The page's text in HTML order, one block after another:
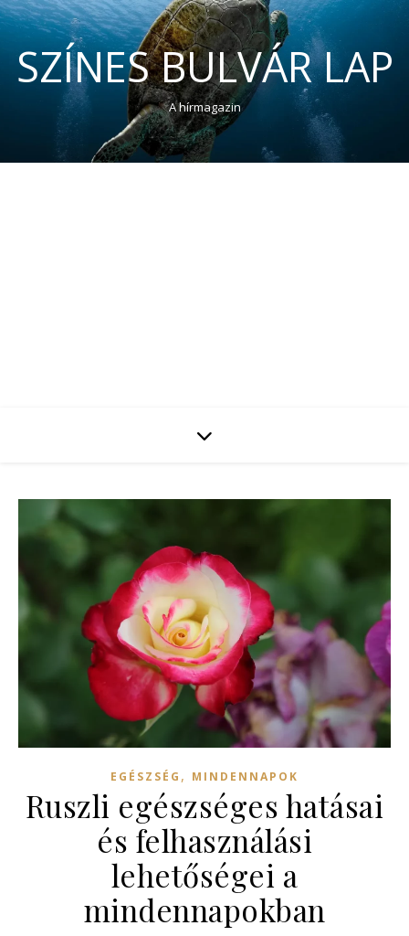
SZÍNES BULVÁR LAP
A hírmagazin
EGÉSZSÉG , MINDENNAPOK
Ruszli egészséges hatásai
és felhasználási
lehetőségei a
mindennapokban